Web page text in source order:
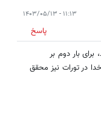
۱۱:۱۳ - ۱۴۰۳/۰۵/۱۳
پاسخ
بار دوم بر
در تورات نیز محقق